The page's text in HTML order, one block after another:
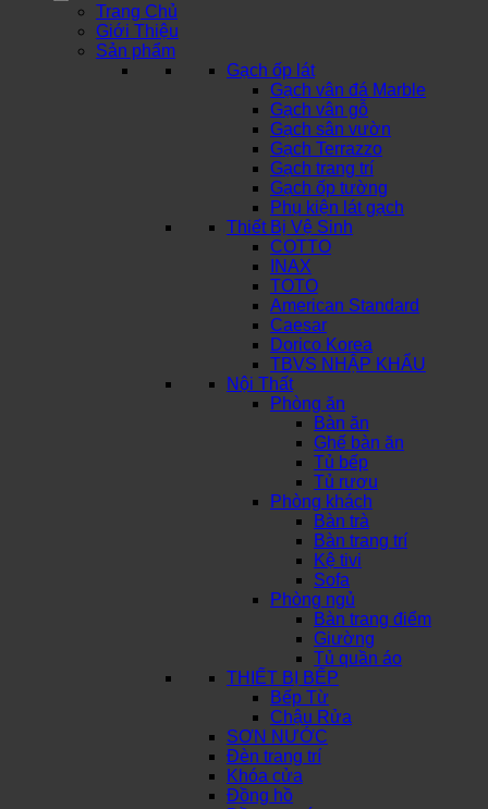
Trang Chủ
Giới Thiệu
Sản phẩm
Gạch ốp lát
Gạch vân đá Marble
Gạch vân gỗ
Gạch sân vườn
Gạch Terrazzo
Gạch trang trí
Gạch ốp tường
Phụ kiện lát gạch
Thiết Bị Vệ Sinh
COTTO
INAX
TOTO
American Standard
Caesar
Dorico Korea
TBVS NHẬP KHẨU
Nội Thất
Phòng ăn
Bàn ăn
Ghế bàn ăn
Tủ bếp
Tủ rượu
Phòng khách
Bàn trà
Bàn trang trí
Kệ tivi
Sofa
Phòng ngủ
Bàn trang điểm
Giường
Tủ quần áo
THIẾT BỊ BẾP
Bếp Từ
Chậu Rửa
SƠN NƯỚC
Đèn trang trí
Khóa cửa
Đồng hồ